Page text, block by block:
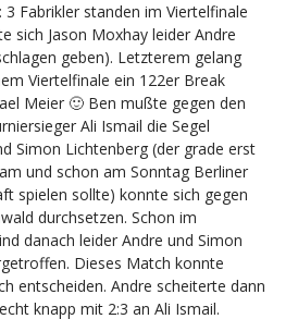
3 Fabrikler standen im Viertelfinale
sich Jason Moxhay leider Andre
geben). Letzterem gelang
Viertelfinale ein 122er Break
Meier 🙂 Ben mußte gegen den
Ali Ismail die Segel
Simon Lichtenberg (der grade erst
und schon am Sonntag Berliner
spielen sollte) konnte sich gegen
durchsetzen. Schon im
danach leider Andre und Simon
Dieses Match konnte
entscheiden. Andre scheiterte dann
knapp mit 2:3 an Ali Ismail.